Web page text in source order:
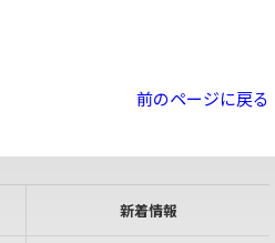
前のページに戻る
新着情報